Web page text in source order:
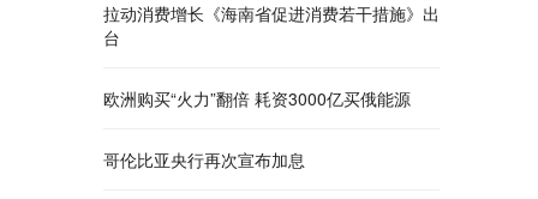
拉动消费增长《海南省促进消费若干措施》出
台
欧洲购买“火力”翻倍 耗资3000亿买俄能源
哥伦比亚央行再次宣布加息